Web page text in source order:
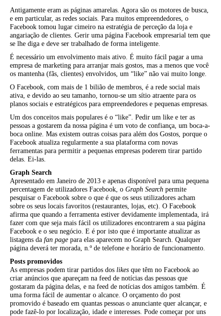
Antigamente eram as páginas amarelas. Agora são os motores de busca,
e em particular, as redes sociais. Para muitos empreendedores, o
Facebook tomou lugar cimeiro na estratégia de perceção da loja e
angariação de clientes. Gerir uma página Facebook empresarial tem que
se lhe diga e deve ser trabalhado de forma inteligente.
É necessário um envolvimento mais ativo. É muito fácil pagar a uma
empresa de marketing para arranjar mais gostos, mas a menos que você
os mantenha (fãs, clientes) envolvidos, um “like” não vai muito longe.
O Facebook, com mais de 1 bilião de membros, é a rede social mais
ativa, e devido ao seu tamanho, tornou-se um sítio atraente para os
planos sociais e estratégicos para empreendedores e pequenas empresas.
Um dos conceitos mais populares é o “like”. Pedir um like e ter as
pessoas a gostarem da nossa página é um voto de confiança, um boca-a-
boca online. Mas existem outras coisas para além dos Gostos, porque o
Facebook atualiza regularmente a sua plataforma com novas
ferramentas para permitir a pequenas empresas poderem tirar partido
delas. Ei-las.
Graph Search
Apresentado em Janeiro de 2013 e apenas disponível para uma pequena
percentagem de utilizadores Facebook, o Graph Search permite
pesquisar o Facebook sobre o que é que os seus utilizadores acham
sobre os seus locais favoritos (restaurantes, lojas, etc). O Facebook
afirma que quando a ferramenta estiver devidamente implementada, irá
fazer com que seja mais fácil os utilizadores encontrarem a sua página
Facebook e o seu negócio. E é por isto que é importante atualizar as
listagens da fan page para elas aparecem no Graph Search. Qualquer
página deverá ter morada, n.º de telefone e horário de funcionamento.
Posts promovidos
As empresas podem tirar partidos dos likes que têm no Facebook ao
criar anúncios que apareçam na feed de notícias das pessoas que
gostaram da página delas, e na feed de notícias dos amigos também. É
uma forma fácil de aumentar o alcance. O orçamento do post
promovido é baseado em quantas pessoas o anunciante quer alcançar, e
pode fazê-lo por localização, idade e interesses. Pode começar por uns